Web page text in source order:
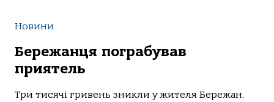
Новини
Бережанця пограбував
приятель
Три тисячі гривень зникли у жителя Бережан.